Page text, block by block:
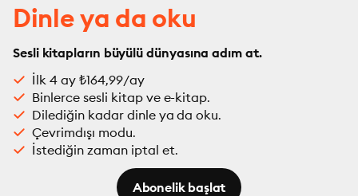
Dinle ya da oku
Sesli kitapların büyülü dünyasına adım at.
İlk 4 ay ₺164,99/ay
Binlerce sesli kitap ve e-kitap.
Dilediğin kadar dinle ya da oku.
Çevrimdışı modu.
İstediğin zaman iptal et.
Abonelik başlat